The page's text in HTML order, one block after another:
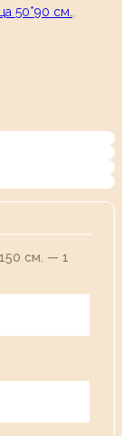
50*90 см.
см. — 1